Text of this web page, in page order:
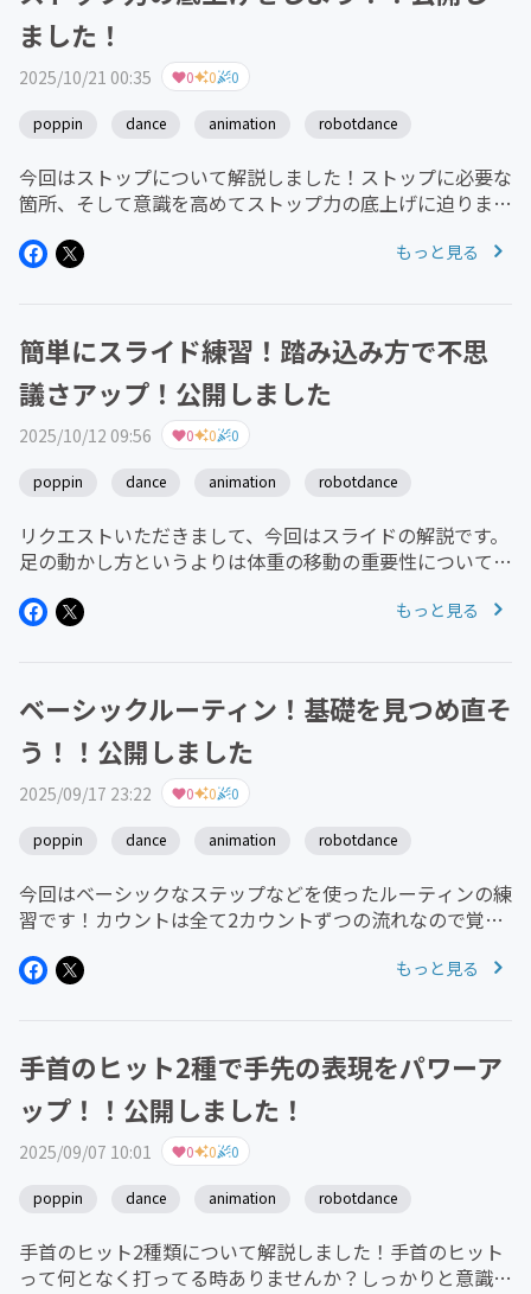
ました！
2025/10/21 00:35 0 0 0
poppin dance animation robotdance
今回はストップについて解説しました！ストップに必要な
箇所、そして意識を高めてストップ力の底上げに迫りま
もっと見る
簡単にスライド練習！踏み込み方で不思
議さアップ！公開しました
2025/10/12 09:56 0 0 0
poppin dance animation robotdance
リクエストいただきまして、今回はスライドの解説です。
足の動かし方というよりは体重の移動の重要性についてで
ています。ぜひ練習に取り入れてみてください！もっと見る
ベーシックルーティン！基礎を見つめ直そ
う！！公開しました
2025/09/17 23:22 0 0 0
poppin dance animation robotdance
今回はベーシックなステップなどを使ったルーティンの練
習です！カウントは全て2カウントずつの流れなので覚え
トなどを確認していき、最後は自分でカスタマイズして踊
もっと見る
手首のヒット2種で手先の表現をパワーア
ップ！！公開しました！
2025/09/07 10:01 0 0 0
poppin dance animation robotdance
手首のヒット2種類について解説しました！手首のヒット
って何となく打ってる時ありませんか？しっかりと意識し